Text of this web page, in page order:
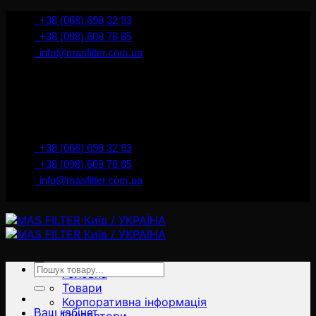
İçeriğe+38 (068) 698 32 93
+38 (098) 608 78 85
info@masfilter.com.ua
+38 (068) 698 32 93
+38 (098) 608 78 85
info@masfilter.com.ua
Головна
Товари
Корпоративна інформація
Ara:
Ваш кабінет